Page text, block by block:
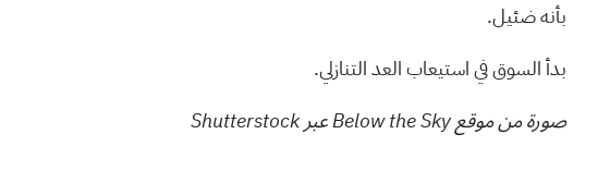
بأنه ضئيل.
بدأ السوق في استيعاب العد التنازلي.
صورة من موقع Below the Sky عبر Shutterstock